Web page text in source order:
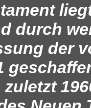
durch
der
zuletzt